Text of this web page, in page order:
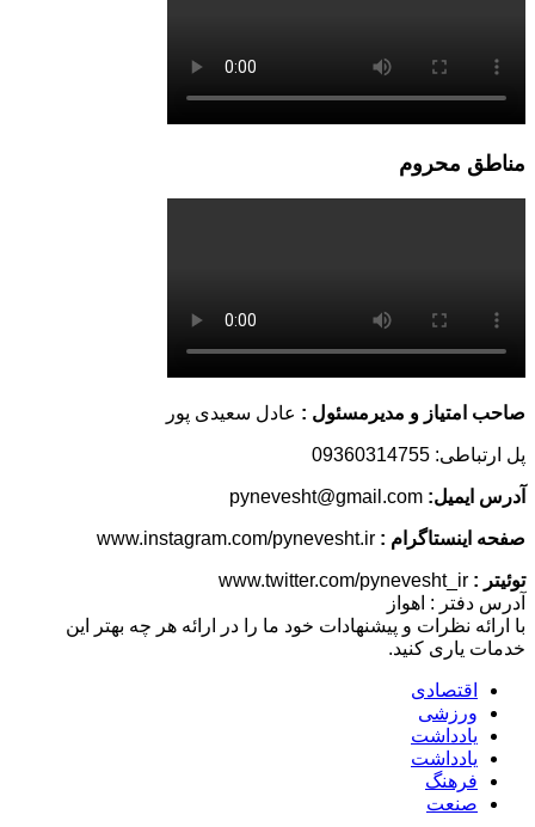
مناطق محروم
صاحب امتیاز و مدیرمسئول : عادل سعیدی پور
پل ارتباطی: 09360314755
آدرس ایمیل:
صفحه اینستاگرام :
توئیتر :
آدرس دفتر : اهواز
با ارائه نظرات و پیشنهادات خود ما را در ارائه هر چه بهتر این
خدمات یاری کنید.
اقتصادی
ورزشی
یادداشت
یادداشت
فرهنگ
صنعت